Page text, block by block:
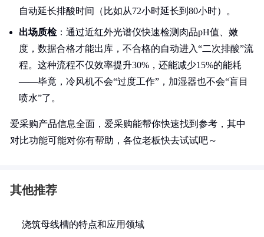
自动延长排酸时间（比如从72小时延长到80小时）。
出场质检：通过近红外光谱仪快速检测肉品pH值、嫩
度，数据合格才能出库，不合格的自动进入“二次排酸”流
程。这种流程不仅效率提升30%，还能减少15%的能耗
——毕竟，冷风机不会“过度工作”，加湿器也不会“盲目
喷水”了。
爱采购产品信息全面，爱采购能帮你快速找到参考，其中
对比功能可能对你有帮助，各位老板快去试试吧～
其他推荐
浇筑母线槽的特点和应用领域